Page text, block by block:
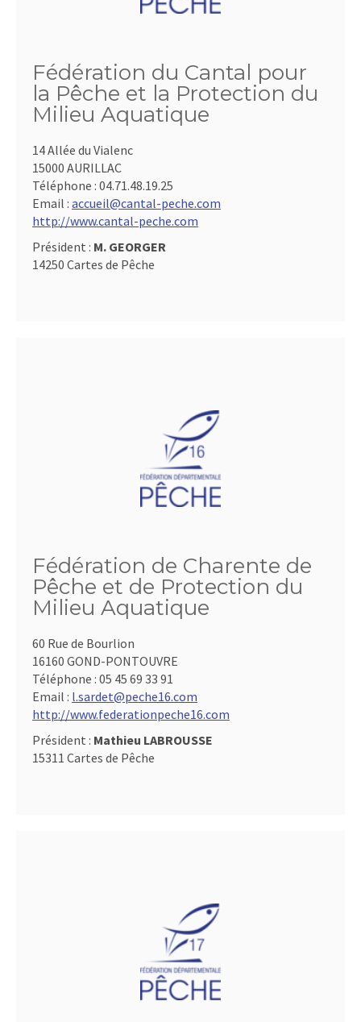
Fédération du Cantal pour
la Pêche et la Protection du
Milieu Aquatique
14 Allée du Vialenc
15000 AURILLAC
Téléphone : 04.71.48.19.25
Email : accueil@cantal-peche.com
http://www.cantal-peche.com
Président : M. GEORGER
14250 Cartes de Pêche
Fédération de Charente de
Pêche et de Protection du
Milieu Aquatique
60 Rue de Bourlion
16160 GOND-PONTOUVRE
Téléphone : 05 45 69 33 91
Email : l.sardet@peche16.com
http://www.federationpeche16.com
Président : Mathieu LABROUSSE
15311 Cartes de Pêche